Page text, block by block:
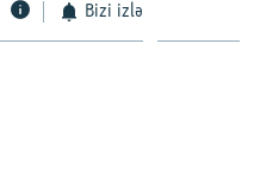
Bizi izlə